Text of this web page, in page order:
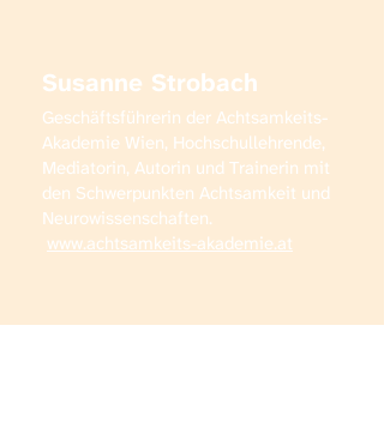
Susanne Strobach
Geschäftsführerin der Achtsamkeits-
Akademie Wien, Hochschullehrende,
Mediatorin, Autorin und Trainerin mit
den Schwerpunkten Achtsamkeit und
Neurowissenschaften.​
www.achtsamkeits-akademie.at